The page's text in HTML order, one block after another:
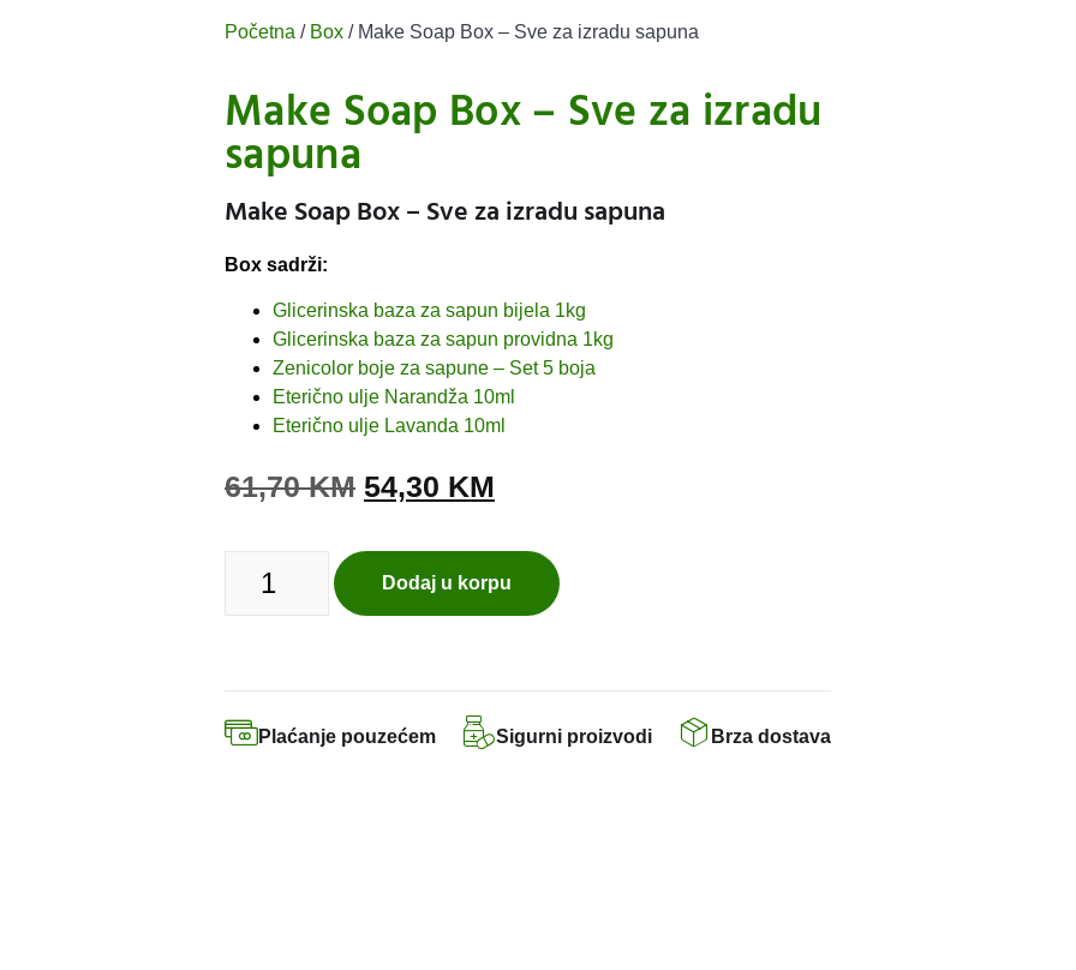
Početna / Box / Make Soap Box – Sve za izradu sapuna
Make Soap Box – Sve za izradu
sapuna
Make Soap Box – Sve za izradu sapuna
Box sadrži:
Glicerinska baza za sapun bijela 1kg
Glicerinska baza za sapun providna 1kg
Zenicolor boje za sapune – Set 5 boja
Eterično ulje Narandža 10ml
Eterično ulje Lavanda 10ml
61,70KM 54,30 KM
Dodaj u korpu
Plaćanje pouzećem Sigurni proizvodi Brza dostava